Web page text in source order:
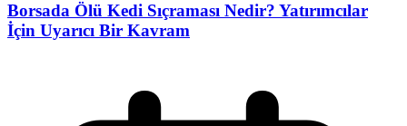
Borsada Ölü Kedi Sıçraması Nedir? Yatırımcılar
İçin Uyarıcı Bir Kavram